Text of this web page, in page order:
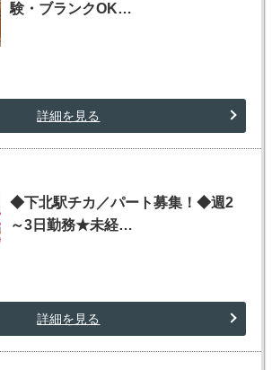
験・ブランクOK…
詳細を見る
◆下北駅チカ／パート募集！◆週2
～3日勤務★未経…
詳細を見る